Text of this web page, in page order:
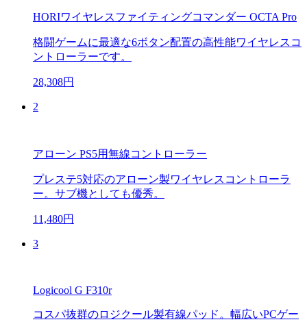
HORIワイヤレスファイティングコマンダー OCTA Pro
格闘ゲームに最適な6ボタン配置の高性能ワイヤレスコ
ントローラーです。
28,308円
2
アローン PS5用無線コントローラー
プレステ5対応のアローン製ワイヤレスコントローラ
ー。サブ機としても優秀。
11,480円
3
Logicool G F310r
コスパ抜群のロジクール製有線パッド。幅広いPCゲー